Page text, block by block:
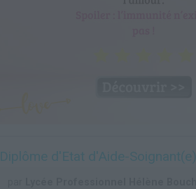
Diplôme d'Etat d'Aide-Soignant(e)